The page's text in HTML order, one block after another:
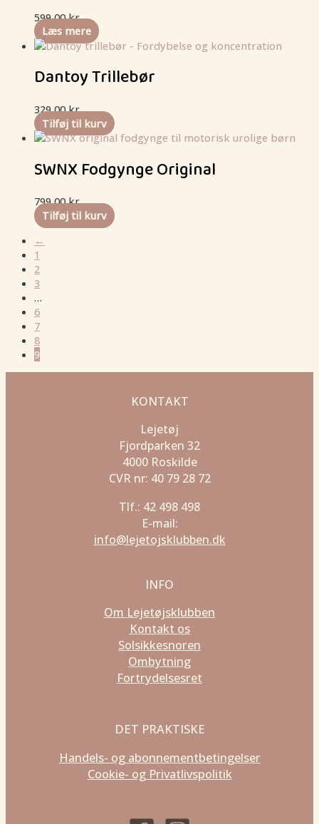
599,00kr.
Læs mere
Dantoy Trillebør
329,00kr.
Tilføj til kurv
SWNX Fodgynge Original
799,00kr.
Tilføj til kurv
←
1
2
3
…
6
7
8
9
KONTAKT
Lejetøj
Fjordparken 32
4000 Roskilde
CVR nr: 40 79 28 72
Tlf.: 42 498 498
E-mail:
info@lejetojsklubben.dk
INFO
Om Lejetøjsklubben
Kontakt os
Solsikkesnoren
Ombytning
Fortrydelsesret
DET PRAKTISKE
Handels- og abonnementbetingelser
Cookie- og Privatlivspolitik